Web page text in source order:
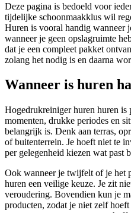
Deze pagina is bedoeld voor
tijdelijke schoonmaakklus wil
Huren is vooral handig wanneer
wanneer je geen opslagruimte
dat je een compleet pakket
zolang het nodig is en daarna
Wanneer is huren
Hogedrukreiniger huren huren is
momenten, drukke periodes en
belangrijk is. Denk aan terras,
of buitenterrein. Je hoeft niet te
per gelegenheid kiezen wat past
Ook wanneer je twijfelt of je het
huren een veilige keuze. Je zit
veroudering. Bovendien kun je
producten, zodat je niet zelf